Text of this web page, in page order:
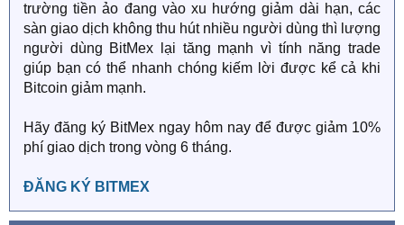
trường tiền ảo đang vào xu hướng giảm dài hạn, các
sàn giao dịch không thu hút nhiều người dùng thì lượng
người dùng BitMex lại tăng mạnh vì tính năng trade
giúp bạn có thể nhanh chóng kiếm lời được kể cả khi
Bitcoin giảm mạnh.
Hãy đăng ký BitMex ngay hôm nay để được giảm 10%
phí giao dịch trong vòng 6 tháng.
ĐĂNG KÝ BITMEX